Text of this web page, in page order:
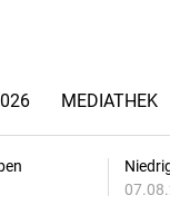
MEDIATHEK